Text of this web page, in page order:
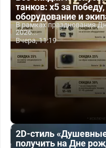
танков: x5 за
оборудование и
В рамках празднования
2026...
Вчера, 11:19
2D-стиль
получить на Дне